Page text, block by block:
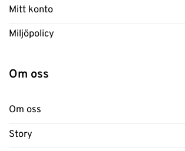
Mitt konto
Miljöpolicy
Om oss
Om oss
Story